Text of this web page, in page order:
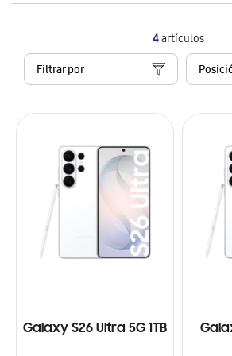
4artículos
Filtrar por
Galaxy S26 Ultra 5G 1TB